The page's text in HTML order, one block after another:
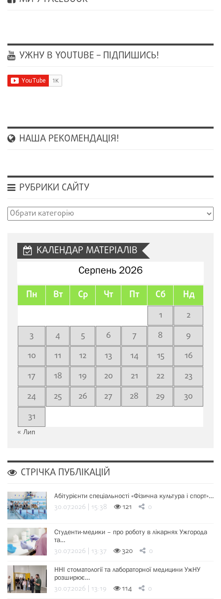
УЖНУ В YOUTUBE – ПІДПИШИСЬ!
НАША РЕКОМЕНДАЦІЯ!
РУБРИКИ САЙТУ
Рубрики
КАЛЕНДАР МАТЕРІАЛІВ
Серпень 2026
Пн Вт Ср Чт Пт Сб Нд
1
2
3
4 5 6 7 8
9
10
11 12 13 14 15
16
17
18 19 20 21 22
23
24
25 26 27 28 29
30
31
« Лип
СТРІЧКА ПУБЛІКАЦІЙ
Абітурієнти спеціальності «Фізична культура і спорт»…
30.07.2026 | 15:38 121 0
Студенти-медики – про роботу в лікарнях Ужгорода
та…
30.07.2026 | 13:37 320 0
ННІ стоматології та лабораторної медицини УжНУ
розширює…
30.07.2026 | 13:19 114 0